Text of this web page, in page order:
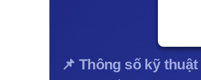
📌 Thông số kỹ thuật